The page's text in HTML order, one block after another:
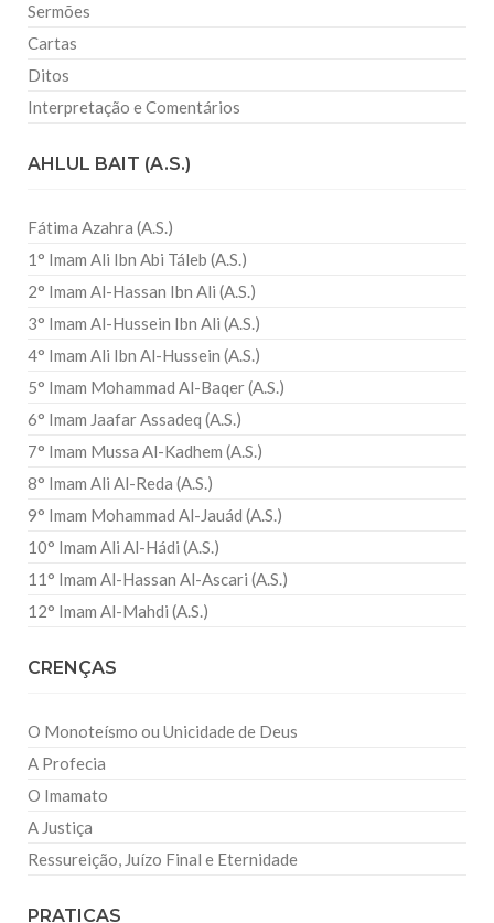
Sermões
Cartas
Ditos
Interpretação e Comentários
AHLUL BAIT (A.S.)
Fátima Azahra (A.S.)
1° Imam Ali Ibn Abi Táleb (A.S.)
2° Imam Al-Hassan Ibn Ali (A.S.)
3° Imam Al-Hussein Ibn Ali (A.S.)
4° Imam Ali Ibn Al-Hussein (A.S.)
5° Imam Mohammad Al-Baqer (A.S.)
6° Imam Jaafar Assadeq (A.S.)
7° Imam Mussa Al-Kadhem (A.S.)
8° Imam Ali Al-Reda (A.S.)
9° Imam Mohammad Al-Jauád (A.S.)
10° Imam Ali Al-Hádi (A.S.)
11° Imam Al-Hassan Al-Ascari (A.S.)
12° Imam Al-Mahdi (A.S.)
CRENÇAS
O Monoteísmo ou Unicidade de Deus
A Profecia
O Imamato
A Justiça
Ressureição, Juízo Final e Eternidade
PRATICAS